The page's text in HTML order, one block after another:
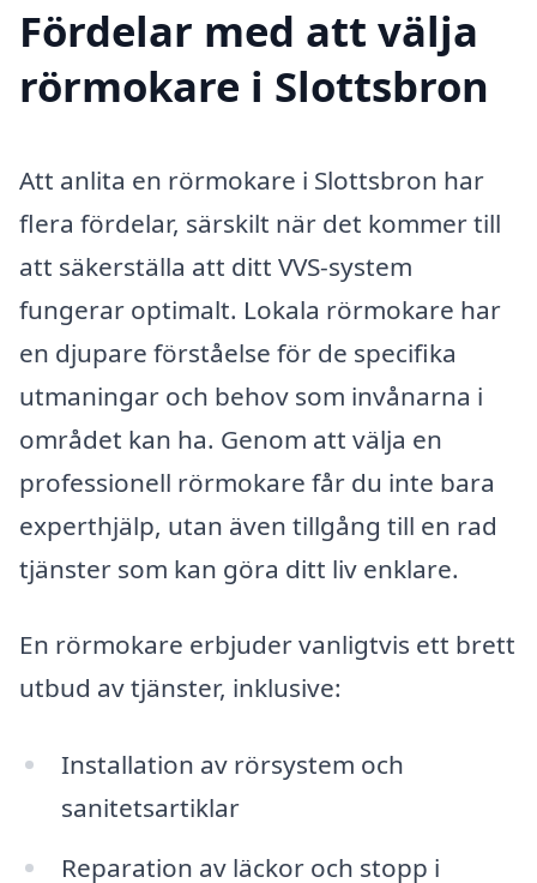
Fördelar med att välja
rörmokare i Slottsbron
Att anlita en rörmokare i Slottsbron har
flera fördelar, särskilt när det kommer till
att säkerställa att ditt VVS-system
fungerar optimalt. Lokala rörmokare har
en djupare förståelse för de specifika
utmaningar och behov som invånarna i
området kan ha. Genom att välja en
professionell rörmokare får du inte bara
experthjälp, utan även tillgång till en rad
tjänster som kan göra ditt liv enklare.
En rörmokare erbjuder vanligtvis ett brett
utbud av tjänster, inklusive:
Installation av rörsystem och
sanitetsartiklar
Reparation av läckor och stopp i